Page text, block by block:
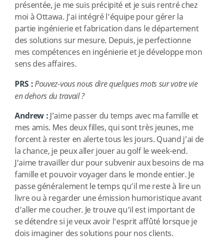
présentée, je me suis précipité et je suis rentré chez
moi à Ottawa. J’ai intégré l’équipe pour gérer la
partie ingénierie et fabrication dans le département
des solutions sur mesure. Depuis, je perfectionne
mes compétences en ingénierie et je développe mon
sens des affaires.
PRS :Pouvez-vous nous dire quelques mots sur votre vie
en dehors du travail ?
Andrew :J’aime passer du temps avec ma famille et
mes amis. Mes deux filles, qui sont très jeunes, me
forcent à rester en alerte tous les jours. Quand j’ai de
la chance, je peux aller jouer au golf le week-end.
J’aime travailler dur pour subvenir aux besoins de ma
famille et pouvoir voyager dans le monde entier. Je
passe généralement le temps qu’il me reste à lire un
livre ou à regarder une émission humoristique avant
d’aller me coucher. Je trouve qu’il est important de
se détendre si je veux avoir l’esprit affûté lorsque je
dois imaginer des solutions pour nos clients.